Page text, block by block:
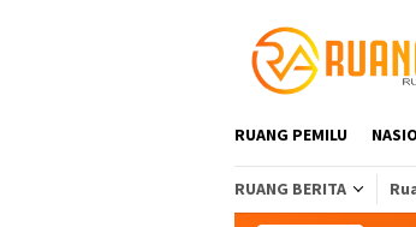
RUANG PEMILU
RUANG BERITA